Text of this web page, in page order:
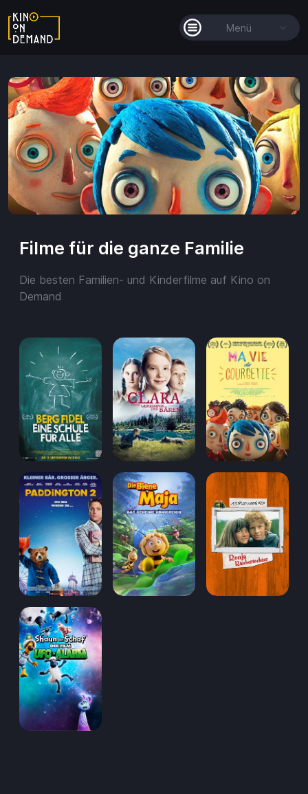
Menü
Alle Filme
Filmkollektionen
So funktioniert's
Guthaben
Einlösen
Filme für die ganze Familie
Die besten Familien- und Kinderfilme auf Kino on
Demand